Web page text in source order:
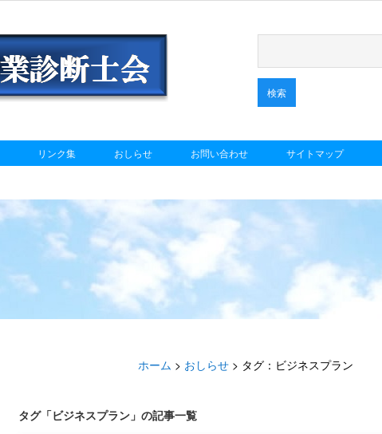
リンク集 おしらせ お問い合わせ サイトマップ
ホーム > おしらせ > タグ：ビジネスプラン
タグ「ビジネスプラン」の記事一覧